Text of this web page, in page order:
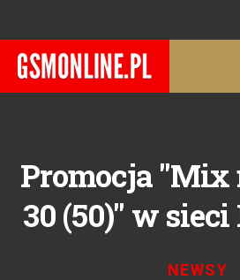
Promocja "Mix
30 (50)" w sieci
NEWSY